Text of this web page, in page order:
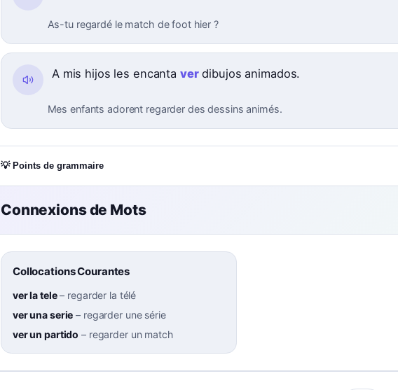
As-tu regardé le match de foot hier ?
A mis hijos les encanta verdibujos animados.
Mes enfants adorent regarder des dessins animés.
💡 Points de grammaire
Connexions de Mots
Collocations Courantes
ver la tele– regarder la télé
ver una serie – regarder une série
ver un partido – regarder un match